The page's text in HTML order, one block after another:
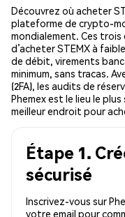
Découvrez où acheter
plateforme de crypto-
mondialement. Ces
d’acheter STEMX à
de débit, virements
minimum, sans tracas.
(2FA), les audits de
Phemex est le lieu le
meilleur endroit pour
Étape 1.
sécurisé
Inscrivez-vous sur
votre email pour